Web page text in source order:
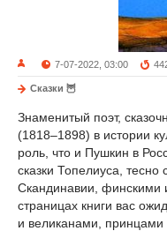
7-07-2022, 03:00
Сказки 🦉
Знаменитый поэт,
(1818–1898) в истории
роль, что и Пушкин в
сказки Топелиуса,
Скандинавии, финскими
страницах книги вас
и великанами,